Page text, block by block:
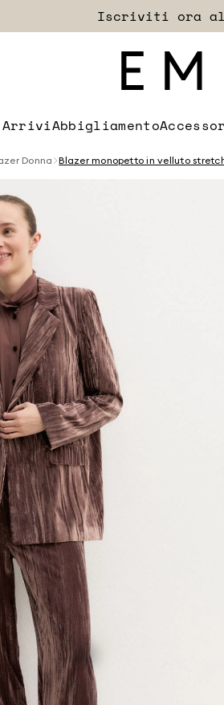
Iscriviti ora
Spedizioni e resi
ArriviAbbigliamento
Donna Blazer monopetto in velluto